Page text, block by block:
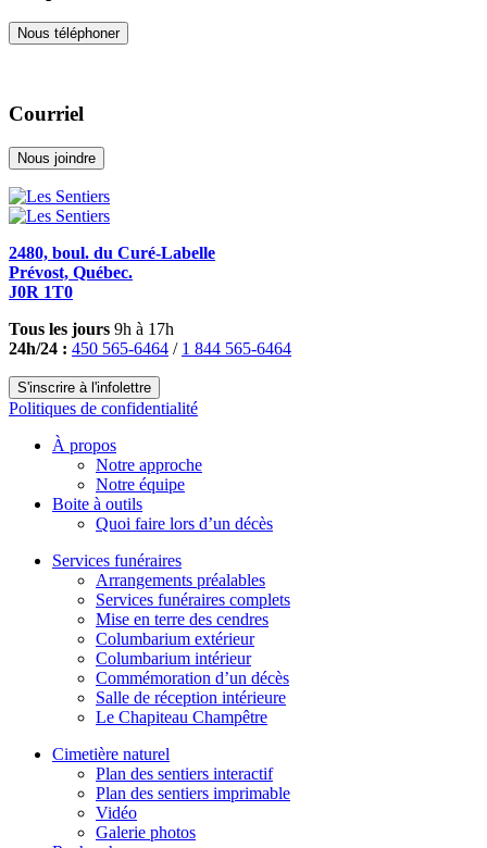
Nous téléphoner
Courriel
Nous joindre
2480, boul. du Curé-Labelle
Prévost, Québec.
J0R 1T0
Tous les jours 9h à 17h
24h/24 : 450 565-6464 / 1 844 565-6464
S'inscrire à l'infolettre
Politiques de confidentialité
À propos
Notre approche
Notre équipe
Boite à outils
Quoi faire lors d’un décès
Services funéraires
Arrangements préalables
Services funéraires complets
Mise en terre des cendres
Columbarium extérieur
Columbarium intérieur
Commémoration d’un décès
Salle de réception intérieure
Le Chapiteau Champêtre
Cimetière naturel
Plan des sentiers interactif
Plan des sentiers imprimable
Vidéo
Galerie photos